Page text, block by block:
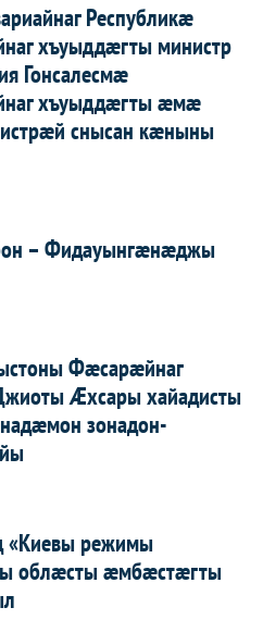
Республикæ
хъуыддæгты министр
Гонсалесмæ
хъуыддæгты æмæ
снысан кæныны
– Фидауынгæнæджы
Фæсарæйнаг
Æхсары хайадисты
зонадон-
«Киевы режимы
облæсты æмбæстæгты